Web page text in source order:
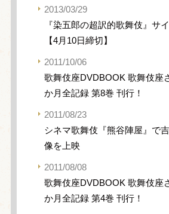
2013/03/29
『染五郎の超訳的歌舞伎』サ
【4月10日締切】
2011/10/06
歌舞伎座DVDBOOK 歌舞伎座
か月全記録 第8巻 刊行！
2011/08/23
シネマ歌舞伎『熊谷陣屋』で
像を上映
2011/08/08
歌舞伎座DVDBOOK 歌舞伎座
か月全記録 第4巻 刊行！